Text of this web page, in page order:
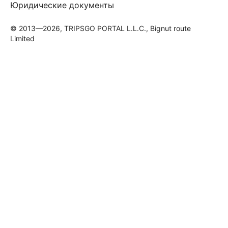
Юридические документы
© 2013—2026, TRIPSGO PORTAL L.L.C., Bignut route
Limited